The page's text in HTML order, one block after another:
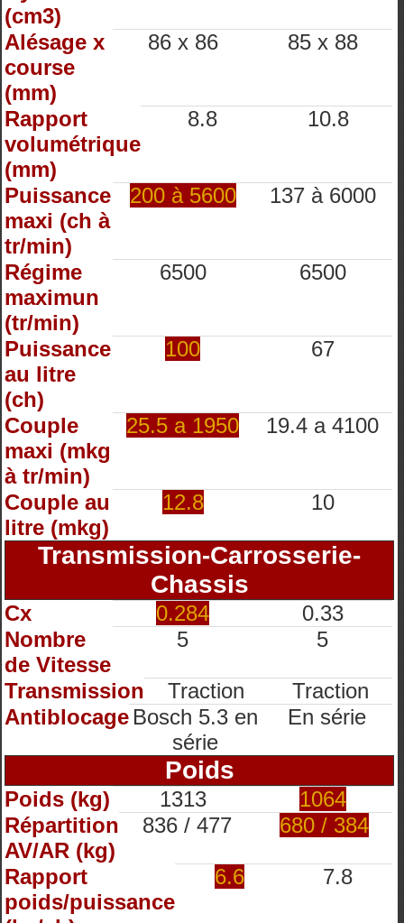
(cm3)
Alésage x
course
(mm)
86 x 86 85 x 88
Rapport
volumétrique
(mm)
8.8 10.8
Puissance
maxi (ch à
tr/min)
200 à 5600 137 à 6000
Régime
maximun
(tr/min)
6500 6500
Puissance
au litre
(ch)
100 67
Couple
maxi (mkg
à tr/min)
25.5 a 1950 19.4 a 4100
Couple au
litre (mkg)
12.8 10
Transmission-Carrosserie-
Chassis
Cx 0.284
0.33
Nombre
de Vitesse
5 5
Transmission Traction
Traction
Antiblocage Bosch 5.3 en
série
En série
Poids
Poids (kg) 1313
1064
Répartition
AV/AR (kg)
836 / 477 680 / 384
Rapport
poids/puissance
6.6 7.8